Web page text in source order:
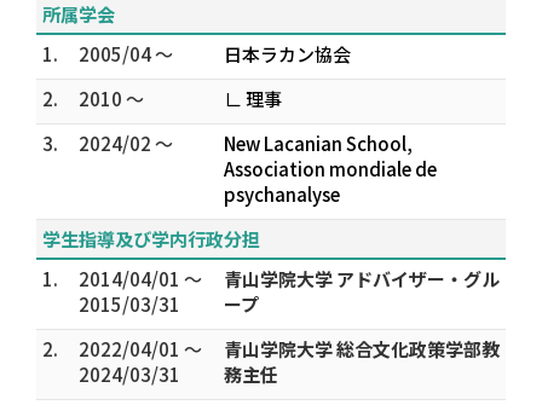
所属学会
1.
2005/04 ～
日本ラカン協会
2.
2010 ～
∟ 理事
3.
2024/02 ～
New Lacanian School,
Association mondiale de
psychanalyse
学生指導及び学内行政分担
1.
2014/04/01 ～
2015/03/31
青山学院大学 アドバイザー・グル
ープ
2.
2022/04/01 ～
2024/03/31
青山学院大学 総合文化政策学部教
務主任